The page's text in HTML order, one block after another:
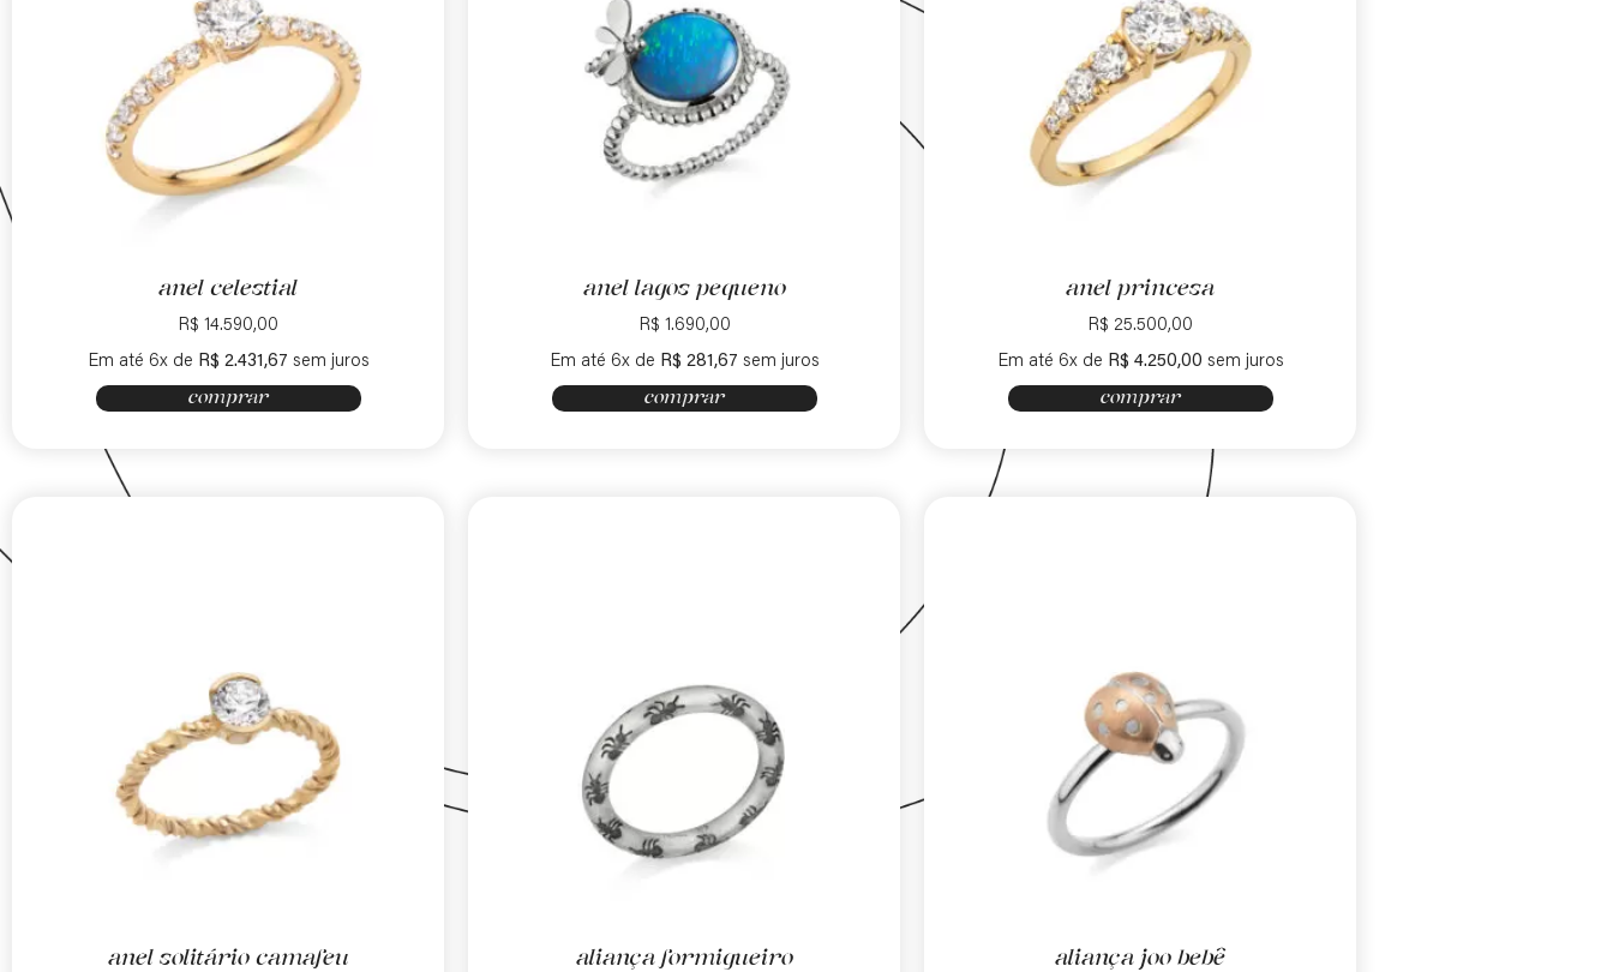
anel celestial
R$ 14.590,00
Em até 6x de R$ 2.431,67 sem juros
comprar
anel lagos pequeno
R$ 1.690,00
Em até 6x de R$ 281,67 sem juros
comprar
anel princesa
R$ 25.500,00
Em até 6x de R$ 4.250,00 sem juros
comprar
anel solitário camafeu aliança formigueiro aliança joo bebê